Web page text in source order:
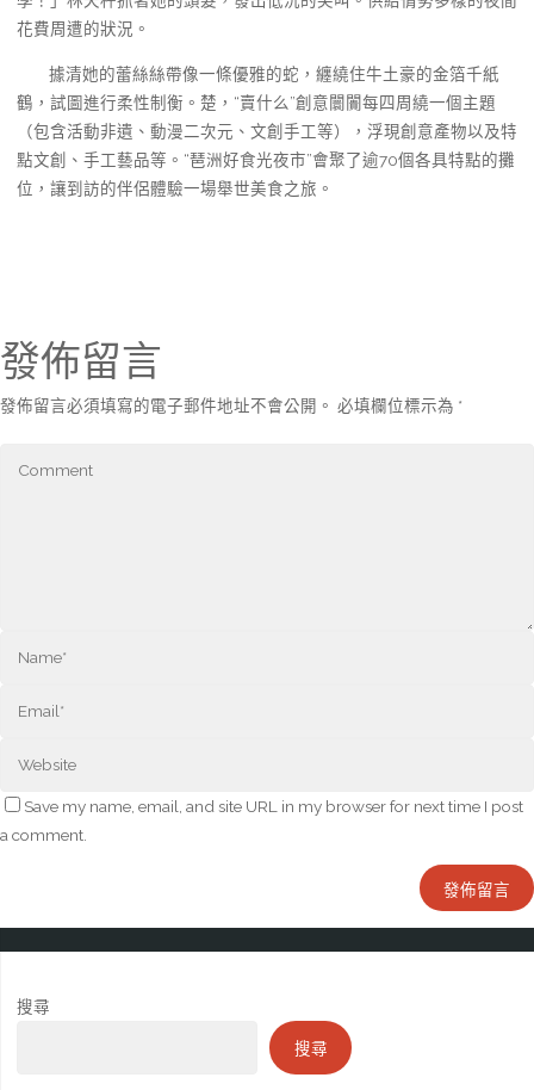
花費周遭的狀況。
據清她的蕾絲絲帶像一條優雅的蛇，纏繞住牛土豪的金箔千紙
鶴，試圖進行柔性制衡。楚，“賣什么”創意闤闠每四周繞一個主題
（包含活動非遺、動漫二次元、文創手工等），浮現創意產物以及特
點文創、手工藝品等。“琶洲好食光夜市”會聚了逾70個各具特點的攤
位，讓到訪的伴侶體驗一場舉世美食之旅。
發佈留言
發佈留言必須填寫的電子郵件地址不會公開。 必填欄位標示為 *
Save my name, email, and site URL in my browser for next time I post
a comment.
搜尋
搜尋